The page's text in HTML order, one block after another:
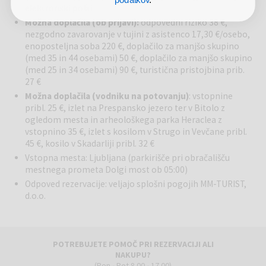
Program potovanja:
1. DAN: LJUBLJANA – NEUM: Odhod iz Ljubljane ob 5. uri zjutraj.
Vožnja mimo do Jadranske obale ter mimo Splita v Neum.
Namestitev v hotelu, prosto za osvežitev v morju. Večerja in
nočitev.
2. DAN: NEUM – BUDVA - TIRANA : Po zajtrku vožnja mimo
Dubrovnika v Črno goro do Budve. Kratek postanek za ogled
starega mestnega jedra, nato pa nadaljevanje vožnje mimo Sv.
Štefana v Albanijo in dalje mimo Skadra v okolico Tirane. Nočitev v
hotelu.
3. DAN: KRUJE - TIRANA - OHRID: Po zajtrku vožnja v
staro prestolnico Kruje, ki leži v vznožju visokega gorovja Sar-
Saltiku. Obisk muzeja Skenderbega in tradicionalnega bazarja. Sledil
bo obisk Tirane, ki leži med rekama Erzen in Išmi. Ogled
znamenitosti mesta: mošeje Etem Beya, konjeniškega spomenika,
številnih trgov, nekdanjega mavzoleja Enverja Hoxhe. Po ogledu
njegovih spomenikov in znamenitih cerkva, okrašenih s prelepimi
ikonostasi in bizantinskimi freskami ter vzpon na mogočno
Možna doplačila (ob prijavi):odpovedni riziko 38 €,
nezgodno zavarovanje v tujini z asistenco 17,30 €/osebo,
enoposteljna soba 220 €, doplačilo za manjšo skupino
(med 35 in 44 osebami) 50 €, doplačilo za manjšo skupino
(med 25 in 34 osebami) 90 €, turistična pristojbina prib.
27 €
Možna doplačila (vodniku na potovanju): vstopnine
pribl. 25 €, izlet na Prespansko jezero ter v Bitolo z
ogledom mesta in arheološkega parka Heraclea z
vstopnino 35 €, izlet s kosilom v Strugo in Vevčane pribl.
45 €, kosilo v Skadarliji pribl. 32 €
Vstopna mesta: Ljubljana (parkirišče pri obračališču
mestnega prometa Dolgi most ob 05:00)
Odpoved rezervacije: veljajo splošni pogojih MM-TURIST,
d.o.o.
POTREBUJETE POMOČ PRI REZERVACIJI ALI
NAKUPU?